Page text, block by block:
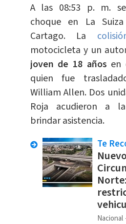
A las 08:53 p. m.
choque en La
Cartago. La
motocicleta y un
joven de 18 años en
quien fue
William Allen. Dos
Roja acudieron a
brindar asistencia.
Te
Nacional